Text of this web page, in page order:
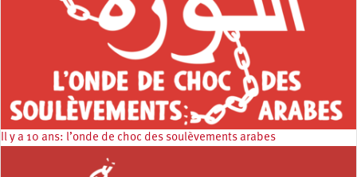
Il y a 10 ans: l’onde de choc des soulèvements arabes